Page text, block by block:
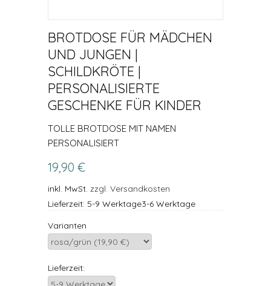
BROTDOSE FÜR MÄDCHEN
UND JUNGEN |
SCHILDKRÖTE |
PERSONALISIERTE
GESCHENKE FÜR KINDER
TOLLE BROTDOSE MIT NAMEN
PERSONALISIERT
19,90 €
inkl. MwSt. zzgl. Versandkosten
Lieferzeit: 5-9 Werktage3-6 Werktage
Varianten
Lieferzeit: